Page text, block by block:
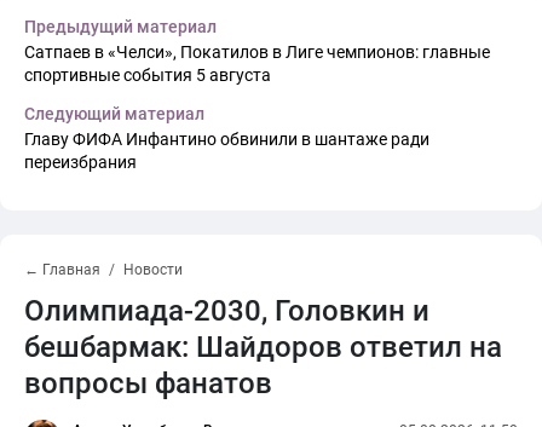
Предыдущий материал
Сатпаев в «Челси», Покатилов в Лиге чемпионов: главные
спортивные события 5 августа
Следующий материал
Главу ФИФА Инфантино обвинили в шантаже ради
переизбрания
← Главная Новости
Олимпиада-2030, Головкин и
бешбармак: Шайдоров ответил на
вопросы фанатов